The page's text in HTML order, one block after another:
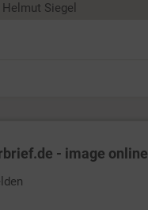
Helmut Siegel
- image online